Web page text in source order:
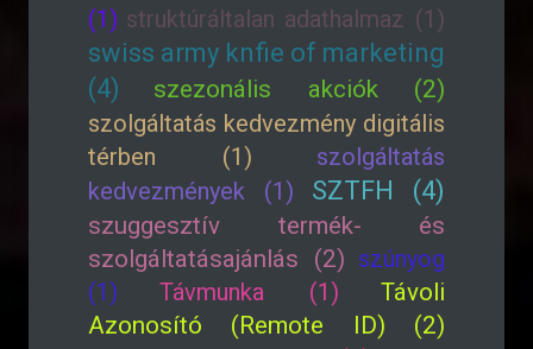
(1) struktúráltalan adathalmaz (1)
swiss army knfie of marketing
(4)
szezonális akciók (2)
szolgáltatás kedvezmény digitális
térben (1)
szolgáltatás
kedvezmények (1)
SZTFH (4)
szuggesztív termék- és
szolgáltatásajánlás (2) szúnyog
(1)
Távmunka (1)
Távoli
Azonosító (Remote ID) (2)